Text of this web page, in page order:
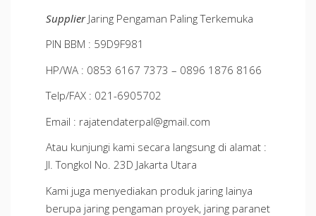
SupplierJaring Pengaman Paling Terkemuka
PIN BBM : 59D9F981
HP/WA : 0853 6167 7373 – 0896 1876 8166
Telp/FAX : 021-6905702
Email : rajatendaterpal@gmail.com
Atau kunjungi kami secara langsung di alamat :
Jl. Tongkol No. 23D Jakarta Utara
Kami juga menyediakan produk jaring lainya
berupa jaring pengaman proyek, jaring paranet